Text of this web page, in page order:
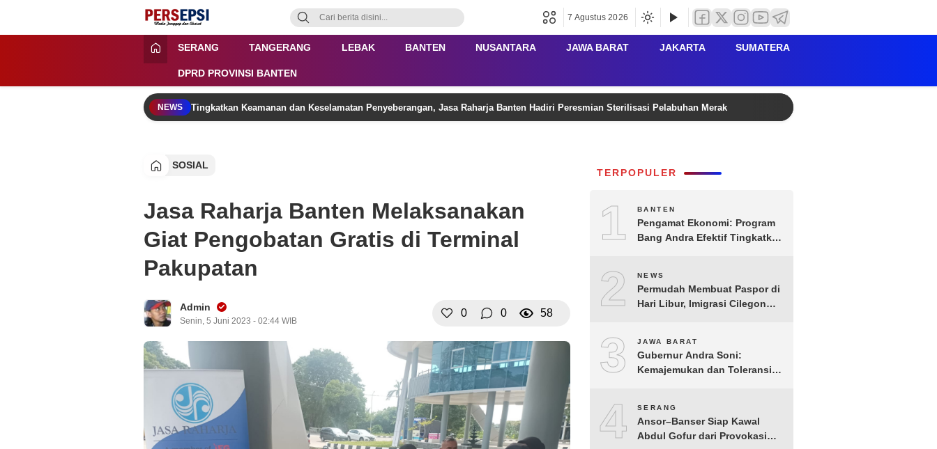
konten
Persepsi.co.id
Media Tanggap Dan Akurat
7 Agustus 2026
SERANG TANGERANG LEBAK BANTEN NUSANTARA JAWA BARAT JAKARTA SUMATERA
DPRD PROVINSI BANTEN
NEWS Tingkatkan Keamanan dan Keselamatan Penyeberangan, Jasa Raharja Banten Hadiri Peresmian Sterilisasi Pelabuhan Merak
SOSIAL
Jasa Raharja Banten Melaksanakan
Giat Pengobatan Gratis di Terminal
Pakupatan
Admin
Senin, 5 Juni 2023 - 02:44 WIB
0 0 58
TERPOPULER
1 BANTEN
Pengamat Ekonomi: Program
Bang Andra Efektif Tingkatkan
2 NEWS
Permudah Membuat Paspor di
Hari Libur, Imigrasi Cilegon
3 JAWA BARAT
Gubernur Andra Soni:
Kemajemukan dan Toleransi
4 SERANG
Ansor–Banser Siap Kawal
Abdul Gofur dari Provokasi